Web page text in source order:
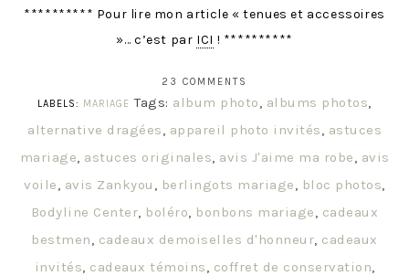
********** Pour lire mon article « tenues et accessoires
»… c’est par ICI ! **********
23 COMMENTS
LABELS: MARIAGE Tags: album photo, albums photos,
alternative dragées, appareil photo invités, astuces
mariage, astuces originales, avis J'aime ma robe, avis
voile, avis Zankyou , berlingots mariage, bloc photos,
Bodyline Center, boléro, bonbons mariage, cadeaux
bestmen, cadeaux demoiselles d'honneur, cadeaux
invités, cadeaux témoins, coffret de conservation,